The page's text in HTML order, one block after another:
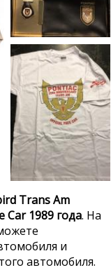
Trans Am
Car 1989 года. На
и
автомобиля.